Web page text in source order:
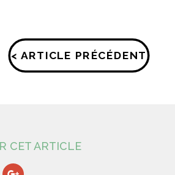
< ARTICLE PRÉCÉDENT
CET ARTICLE